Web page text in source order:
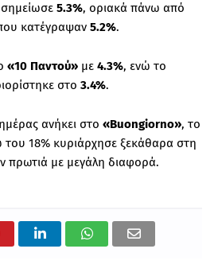
σημείωσε 5.3%, οριακά πάνω από
κατέγραψαν 5.2%.
«10 Παντού» με 4.3%, ενώ το
στο 3.4%.
ανήκει στο «Buongiorno», το
18% κυριάρχησε ξεκάθαρα στη
πρωτιά με μεγάλη διαφορά.